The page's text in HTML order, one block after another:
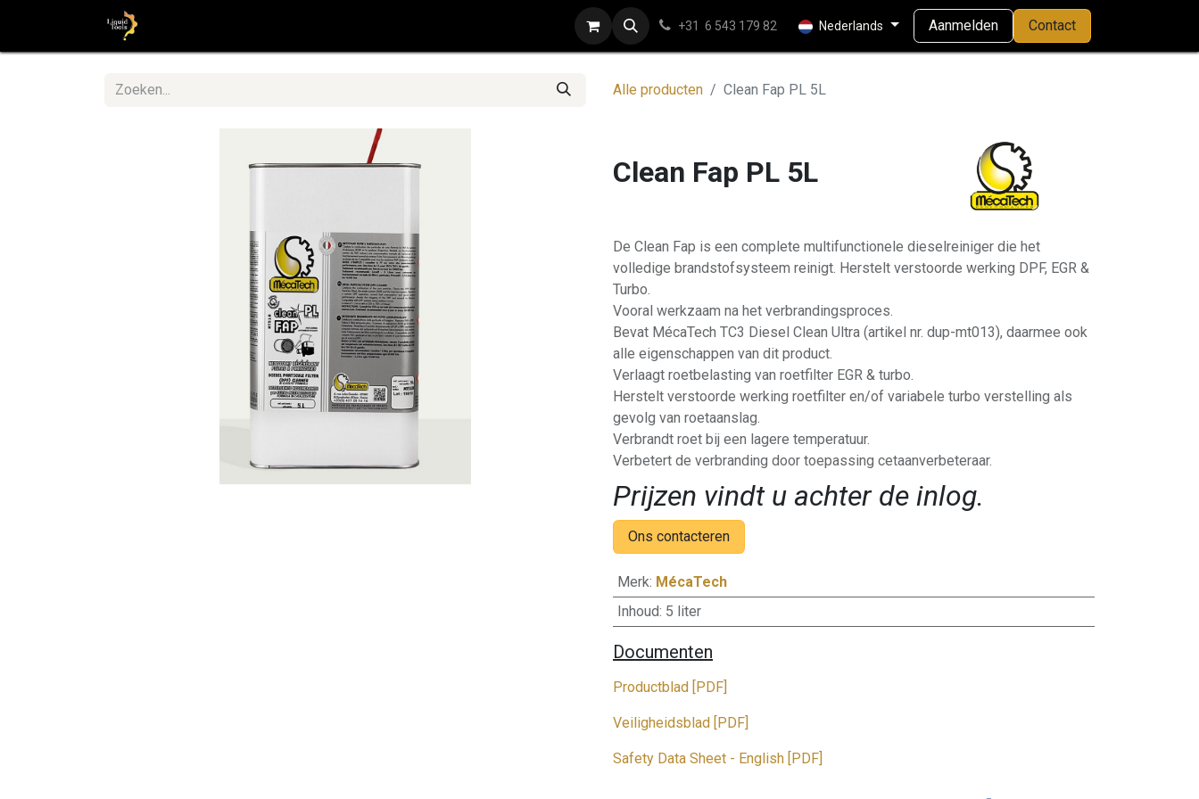
+31 6 543 179 82 Nederlands Aanmelden Contact
Alle producten Clean Fap PL 5L
Clean Fap PL 5L
De Clean Fap is een complete multifunctionele dieselreiniger die het
volledige brandstofsysteem reinigt. Herstelt verstoorde werking DPF, EGR &
Turbo.
Vooral werkzaam na het verbrandingsproces.
Bevat MécaTech TC3 Diesel Clean Ultra (artikel nr. dup-mt013), daarmee ook
alle eigenschappen van dit product.
Verlaagt roetbelasting van roetfilter EGR & turbo.
Herstelt verstoorde werking roetfilter en/of variabele turbo verstelling als
gevolg van roetaanslag.
Verbrandt roet bij een lagere temperatuur.
Verbetert de verbranding door toepassing cetaanverbeteraar.
Prijzen vindt u achter de inlog.
Ons contacteren
Merk: MécaTech
Inhoud: 5 liter
Documenten
Productblad [PDF]
Veiligheidsblad [PDF]
Safety Data Sheet - English [PDF]